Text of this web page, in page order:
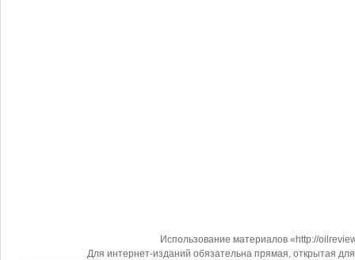
Использование материалов «http://
Для интернет-изданий обязательна прямая, открытая